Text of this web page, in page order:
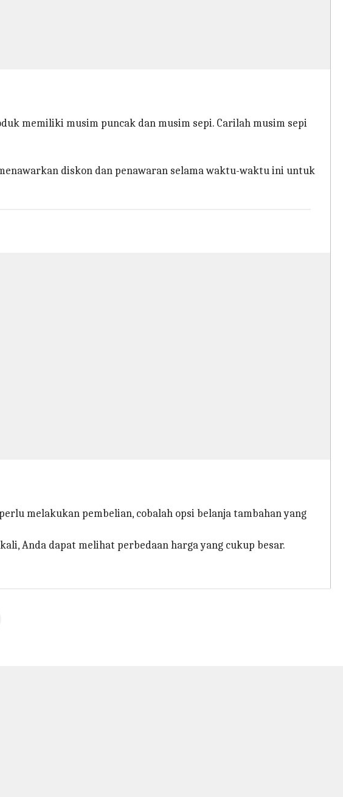
memiliki musim puncak dan musim sepi. Carilah musim sepi
diskon dan penawaran selama waktu-waktu ini untuk
melakukan pembelian, cobalah opsi belanja tambahan yang
Anda dapat melihat perbedaan harga yang cukup besar.